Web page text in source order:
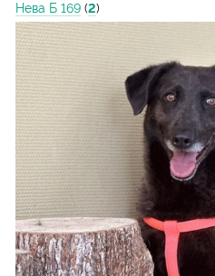
Нева Б 169 (2)